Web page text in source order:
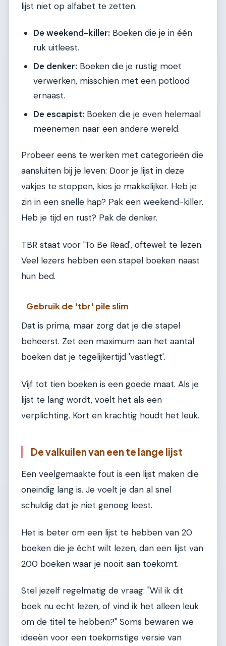
lijst niet op alfabet te zetten.
De weekend-killer: Boeken die je in één
ruk uitleest.
De denker: Boeken die je rustig moet
verwerken, misschien met een potlood
ernaast.
De escapist: Boeken die je even helemaal
meenemen naar een andere wereld.
Probeer eens te werken met categorieën die
aansluiten bij je leven: Door je lijst in deze
vakjes te stoppen, kies je makkelijker. Heb je
zin in een snelle hap? Pak een weekend-killer.
Heb je tijd en rust? Pak de denker.
TBR staat voor 'To Be Read', oftewel: te lezen.
Veel lezers hebben een stapel boeken naast
hun bed.
Gebruik de 'tbr' pile slim
Dat is prima, maar zorg dat je die stapel
beheerst. Zet een maximum aan het aantal
boeken dat je tegelijkertijd 'vastlegt'.
Vijf tot tien boeken is een goede maat. Als je
lijst te lang wordt, voelt het als een
verplichting. Kort en krachtig houdt het leuk.
De valkuilen van een te lange lijst
Een veelgemaakte fout is een lijst maken die
oneindig lang is. Je voelt je dan al snel
schuldig dat je niet genoeg leest.
Het is beter om een lijst te hebben van 20
boeken die je écht wilt lezen, dan een lijst van
200 boeken waar je nooit aan toekomt.
Stel jezelf regelmatig de vraag: "Wil ik dit
boek nu echt lezen, of vind ik het alleen leuk
om de titel te hebben?" Soms bewaren we
ideeën voor een toekomstige versie van